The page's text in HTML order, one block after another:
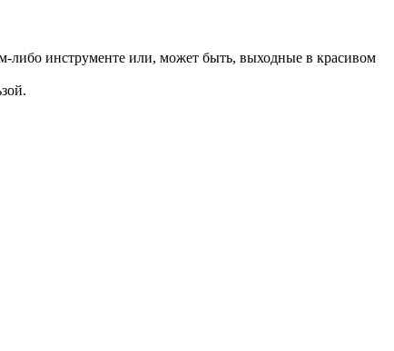
либо инструменте или, может быть, выходные в красивом